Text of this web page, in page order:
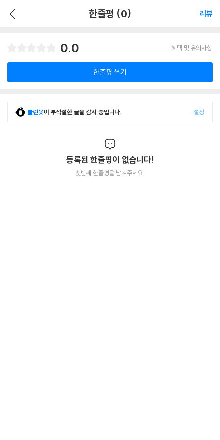
한줄평 (0) 리뷰
0.0 혜택 및 유의사항
한줄평 쓰기
클린봇이 부적절한 글을 감지 중입니다. 설정
등록된 한줄평이 없습니다!
첫번째 한줄평을 남겨주세요.